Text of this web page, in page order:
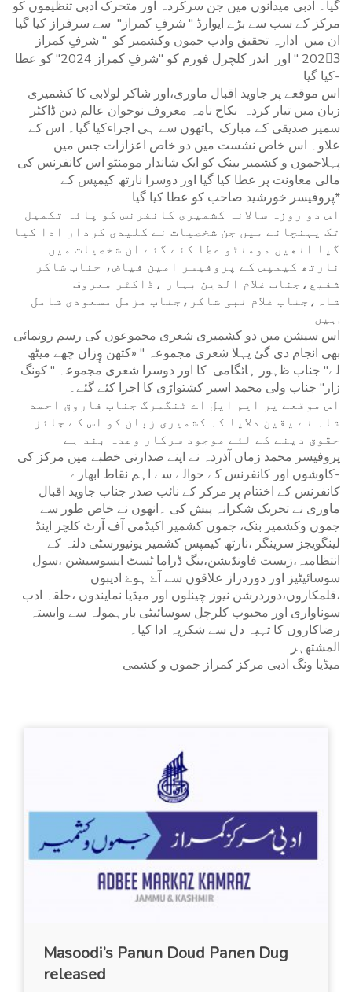
گیا۔ ادبی میدانوں میں جن سرکردہ اور متحرک ادبی تنظیموں کو
مرکز کے سب سے بڑے ایوارڈ " شرفِ کمراز" سے سرفراز کیا گیا
ان میں ادارہ تحقیق وادب جموں وکشمیر کو " شرفِ کمراز
2023ٰ " اور اندر کلچرل فورم کو "شرفِ کمراز 2024" کو عطا
کیا گیا-
اس موقعے پر جاوید اقبال ماوری،اور شاکر لولابی کا کشمیری
زبان میں تیار کردہ نکاح نامہ معروف نوجوان عالم دین ڈاکٹر
سمیر صدیقی کے مبارک ہاتھوں سے ہی اجراءکیا گیا۔ اس کے
علاوہ اس خاص نشست میں دو خاص اعزازات جس مین
پہلاجموں و کشمیر بینک کو ایک شاندار مومنٹو اس کانفرنس کی
مالی معاونت پر عطا کیا گیا اور دوسرا نارتھ کیمپس کے
پروفیسر خورشید صاحب کو عطا کیا گیا*
اس دو روزہ سالانہ کشمیری کانفرنس کو پائہ تکمیل
تک پہنچانے میں جن شخصیات نے کلیدی کردار ادا کیا
گیا انھیں مومنٹو عطا کئے گئے ان شخصیات میں
نارتھ کیمپس کے پروفیسر امین فیاض، جناب شاکر
شفیع،جناب غلام الدین بہار ،ڈاکٹر معروف
شاہ،جناب غلام نبی شاکر،جناب مزمل مسعودی شامل
ہیں,
اس سیشن میں دو کشمیری شعری مجموعوں کی رسم رونمائی
بھی انجام دی گئ پہلا شعری مجموعہ " «کتھن وٕزان چھے میٹھ
لے" جناب ظہور ہائگامی کا اور دوسرا شعری مجموعہ " کونگ
زار" جناب ولی محمد اسیر کشتواڑی کا اجرا کئے گئے۔
اس موقعے پر ایم ایل اے ٹنگمرگ جناب فاروق احمد
شاہ نے یقین دلایا کہ کشمیری زبان کو اس کے جائز
حقوق دینے کے لئے موجود سرکار وعدہ بند ہے
پروفیسر محمد زماں آذردہ نے اپنے صدارتی خطبے میں مرکز کی
کاوشوں اور کانفرنس کے حوالے سے اہم نقاط ابھارے-
کانفرنس کے اختتام پر مرکر کے نائب صدر جناب جاوید اقبال
ماوری نے تحریک شکرانہ پیش کی ۔انھوں نے خاص طور سے
جموں وکشمیر بنک، جموں کشمیر اکیڈمی آف آرٹ کلچر اینڈ
لینگویجز سرینگر ،نارتھ کیمپس کشمیر یونیورسٹی دلنہ کے
انتظامیہ،زیست فاونڈیشن،ینگ ڈراما ٹسٹ ایسوسیشن ،سول
سوسائیٹیز اور دوردراز علاقوں سے آۓ ہوۓ ادیبوں
،قلمکاروں،دوردرشن نیوز چینلوں اور میڈیا نمایندوں ،حلقہ ادب
سوناواری اور محبوب کلرچل سوسائیٹی بارہمولہ سے وابستہ
رضاکاروں کا تہیہ دل سے شکریہ ادا کیا۔
المشتھہر
میڈیا ونگ ادبی مرکز کمراز جموں و کشمی
Masoodi’s Panun Doud Panen Dug
released